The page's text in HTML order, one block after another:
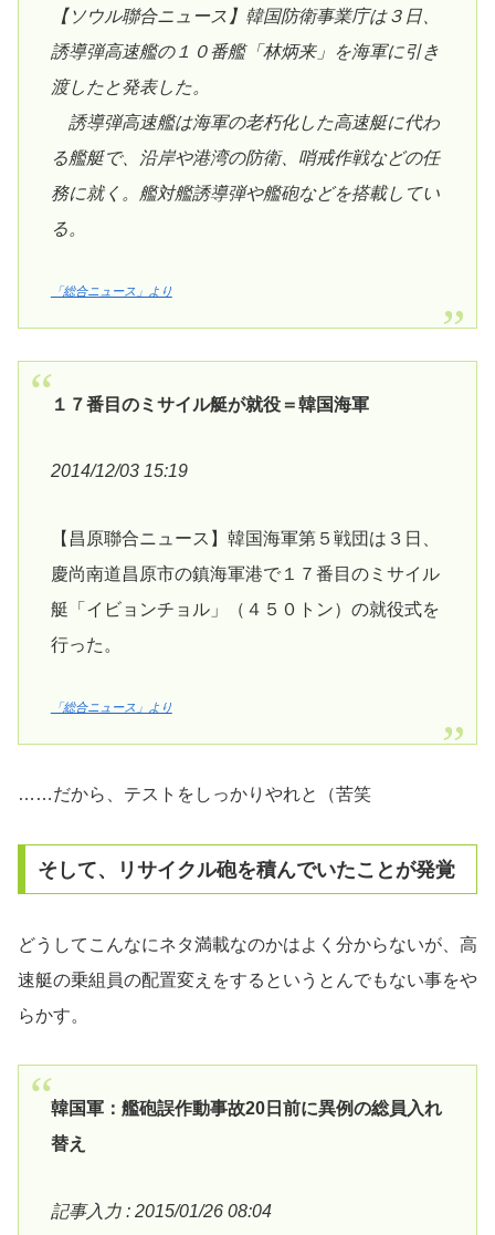
【ソウル聯合ニュース】韓国防衛事業庁は３日、
誘導弾高速艦の１０番艦「林炳来」を海軍に引き
渡したと発表した。
誘導弾高速艦は海軍の老朽化した高速艇に代わ
る艦艇で、沿岸や港湾の防衛、哨戒作戦などの任
務に就く。艦対艦誘導弾や艦砲などを搭載してい
る。
「総合ニュース」より
１７番目のミサイル艇が就役＝韓国海軍
2014/12/03 15:19
【昌原聯合ニュース】韓国海軍第５戦団は３日、
慶尚南道昌原市の鎮海軍港で１７番目のミサイル
艇「イビョンチョル」（４５０トン）の就役式を
行った。
「総合ニュース」より
……だから、テストをしっかりやれと（苦笑
そして、リサイクル砲を積んでいたことが発覚
どうしてこんなにネタ満載なのかはよく分からないが、高
速艇の乗組員の配置変えをするというとんでもない事をや
らかす。
韓国軍：艦砲誤作動事故20日前に異例の総員入れ
替え
記事入力 : 2015/01/26 08:04